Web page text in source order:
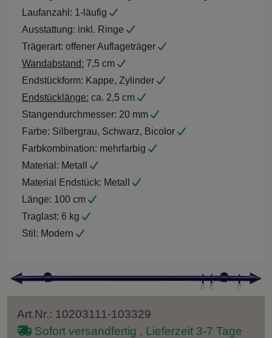
Laufanzahl: 1-läufig
Ausstattung: inkl. Ringe
Trägerart: offener Auflageträger
Wandabstand: 7,5 cm
Endstückform: Kappe, Zylinder
Endstücklänge: ca. 2,5 cm
Stangendurchmesser: 20 mm
Farbe: Silbergrau, Schwarz, Bicolor
Farbkombination: mehrfarbig
Material: Metall
Material Endstück: Metall
Länge: 100 cm
Traglast: 6 kg
Stil: Modern
Art.Nr.: 10203111-103329
Sofort versandfertig , Lieferzeit 3-7 Tage